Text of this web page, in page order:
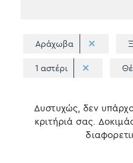
Αράχωβα
1 αστέρι
Δυστυχώς, δεν
κριτήριά σας.